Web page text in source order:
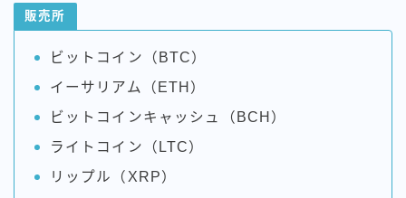
販売所
ビットコイン（BTC）
イーサリアム（ETH）
ビットコインキャッシュ（BCH）
ライトコイン（LTC）
リップル（XRP）